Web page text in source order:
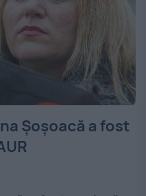
Șoșoacă a fost